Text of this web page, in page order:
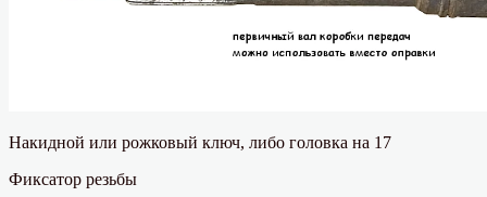
Накидной или рожковый ключ, либо головка на 17
Фиксатор резьбы